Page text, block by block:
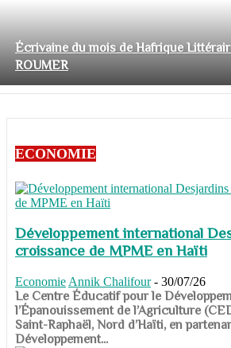
Écrivaine du mois de Hafrique
ROUMER
ECONOMIE
Développement international
croissance de MPME en Haïti
Economie Annik Chalifour - 30/07/26
​​​​​​​Le Centre Éducatif pour le
l’Épanouissement de l’Agriculture
Saint-Raphaël, Nord d’Haïti, en
Développement...